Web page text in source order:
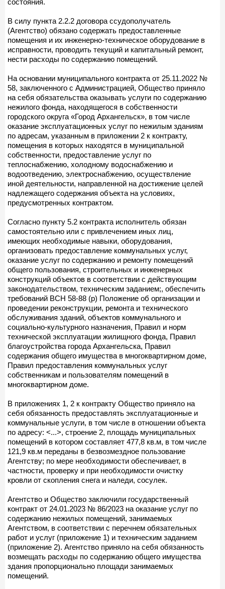
В силу пункта 2.2.2 договора ссудополучатель
(Агентство) обязано содержать предоставленные
помещения и их инженерно-техническое оборудование в
исправности, проводить текущий и капитальный ремонт,
нести расходы по содержанию помещений.
На основании муниципального контракта от 25.11.2022 №
58, заключенного с Администрацией, Общество приняло
на себя обязательства оказывать услуги по содержанию
нежилого фонда, находящегося в собственности
городского округа «Город Архангельск», в том числе
оказание эксплуатационных услуг по нежилым зданиям
по адресам, указанным в приложении 2 к контракту,
помещения в которых находятся в муниципальной
собственности, предоставление услуг по
теплоснабжению, холодному водоснабжению и
водоотведению, электроснабжению, осуществление
иной деятельности, направленной на достижение целей
надлежащего содержания объекта на условиях,
предусмотренных контрактом.
Согласно пункту 5.2 контракта исполнитель обязан
самостоятельно или с привлечением иных лиц,
имеющих необходимые навыки, оборудования,
организовать предоставление коммунальных услуг,
оказание услуг по содержанию и ремонту помещений
общего пользования, строительных и инженерных
конструкций объектов в соответствии с действующим
законодательством, техническим заданием;, обеспечить
требований ВСН 58-88 (р) Положение об организации и
проведении реконструкции, ремонта и технического
обслуживания зданий, объектов коммунального и
социально-культурного назначения, Правил и норм
технической эксплуатации жилищного фонда, Правил
благоустройства города Архангельска, Правил
содержания общего имущества в многоквартирном доме,
Правил предоставления коммунальных услуг
собственникам и пользователям помещений в
многоквартирном доме.
В приложениях 1, 2 к контракту Общество приняло на
себя обязанность предоставлять эксплуатационные и
коммунальные услуги, в том числе в отношении объекта
по адресу: <...>, строение 2, площадь муниципальных
помещений в котором составляет 477,8 кв.м, в том числе
121,9 кв.м переданы в безвозмездное пользование
Агентству; по мере необходимости обеспечивает, в
частности, проверку и при необходимости очистку
кровли от скопления снега и наледи, сосулек.
Агентство и Общество заключили государственный
контракт от 24.01.2023 № 86/2023 на оказание услуг по
содержанию нежилых помещений, занимаемых
Агентством, в соответствии с перечнем обязательных
работ и услуг (приложение 1) и техническим заданием
(приложение 2). Агентство приняло на себя обязанность
возмещать расходы по содержанию общего имущества
здания пропорционально площади занимаемых
помещений.